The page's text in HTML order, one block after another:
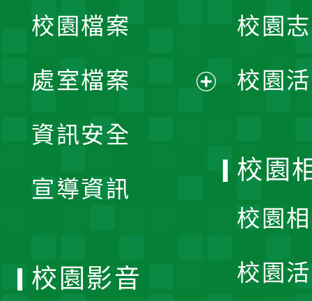
單
校園檔案
處室檔案
資訊安全
宣導資訊
校園
校園
校園
校園
校園
校園影音